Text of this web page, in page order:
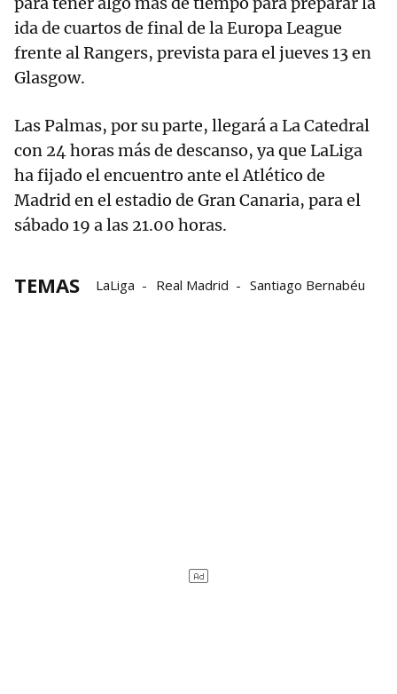
ida de cuartos de final de la Europa League
frente al Rangers, prevista para el jueves 13 en
Glasgow.
Las Palmas, por su parte, llegará a La Catedral
con 24 horas más de descanso, ya que LaLiga
ha fijado el encuentro ante el Atlético de
Madrid en el estadio de Gran Canaria, para el
sábado 19 a las 21.00 horas.
TEMAS LaLiga Real Madrid Santiago Bernabéu